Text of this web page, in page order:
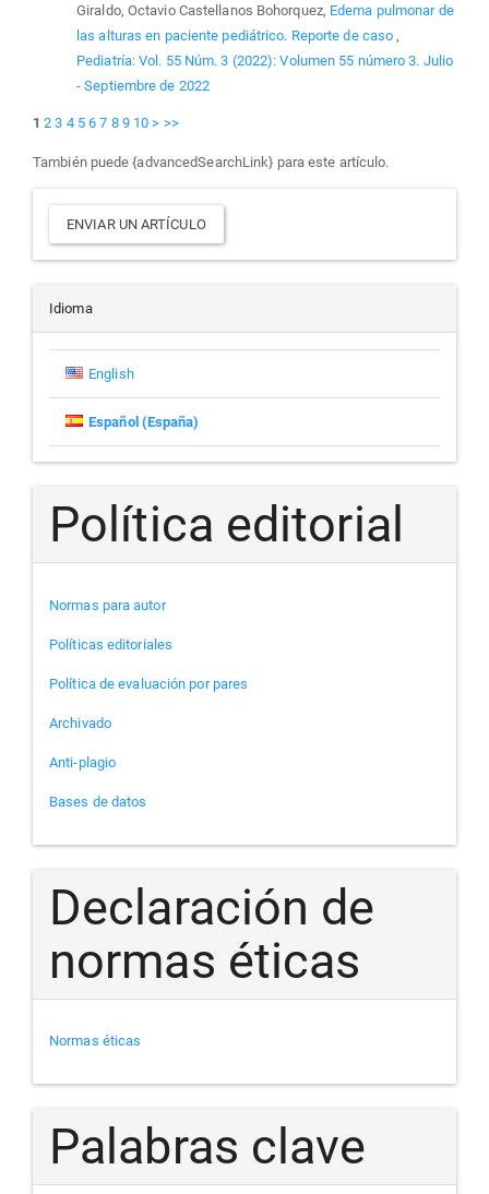
Giraldo, Octavio Castellanos Bohorquez, Edema pulmonar de
las alturas en paciente pediátrico. Reporte de caso ,
Pediatría: Vol. 55 Núm. 3 (2022): Volumen 55 número 3. Julio
- Septiembre de 2022
1 2 3 4 5 6 7 8 9 10 > >>
También puede {advancedSearchLink} para este artículo.
Enviar
un
artículo
ENVIAR UN ARTÍCULO
Idioma
English
Español (España)
Política editorial
Normas para autor
Políticas editoriales
Política de evaluación por pares
Archivado
Anti-plagio
Bases de datos
Declaración de
normas éticas
Normas éticas
Palabras clave